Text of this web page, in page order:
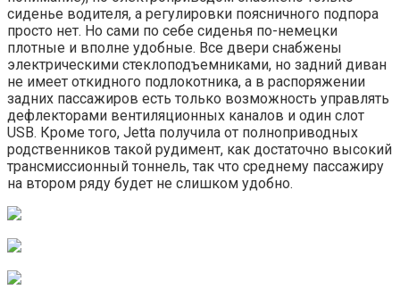
сиденье водителя, а регулировки поясничного подпора
просто нет. Но сами по себе сиденья по-немецки
плотные и вполне удобные. Все двери снабжены
электрическими стеклоподъемниками, но задний диван
не имеет откидного подлокотника, а в распоряжении
задних пассажиров есть только возможность управлять
дефлекторами вентиляционных каналов и один слот
USB. Кроме того, Jetta получила от полноприводных
родственников такой рудимент, как достаточно высокий
трансмиссионный тоннель, так что среднему пассажиру
на втором ряду будет не слишком удобно.